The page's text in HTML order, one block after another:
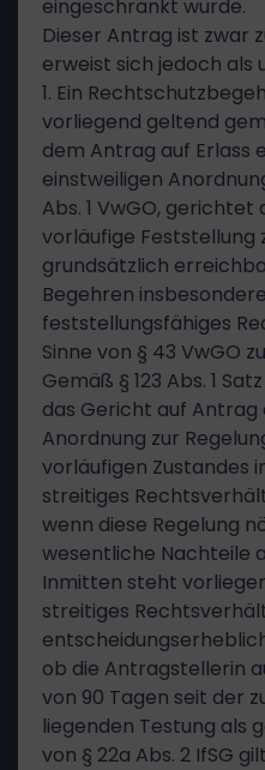
eingeschränkt wurde.
Dieser Antrag ist zwar
erweist sich jedoch als
1. Ein
vorliegend geltend
dem Antrag auf Erlass
einstweiligen
Abs. 1 VwGO, gerichtet
vorläufige Feststellung
grundsätzlich
Begehren
feststellungsfähiges
Sinne von § 43 VwGO
Gemäß § 123 Abs. 1
das Gericht auf Antrag
Anordnung zur
vorläufigen Zustandes
streitiges
wenn diese Regelung
wesentliche Nachteile
Inmitten steht
streitiges
ob die Antragstellerin
von 90 Tagen seit der
liegenden Testung als
von § 22a Abs. 2 IfSG